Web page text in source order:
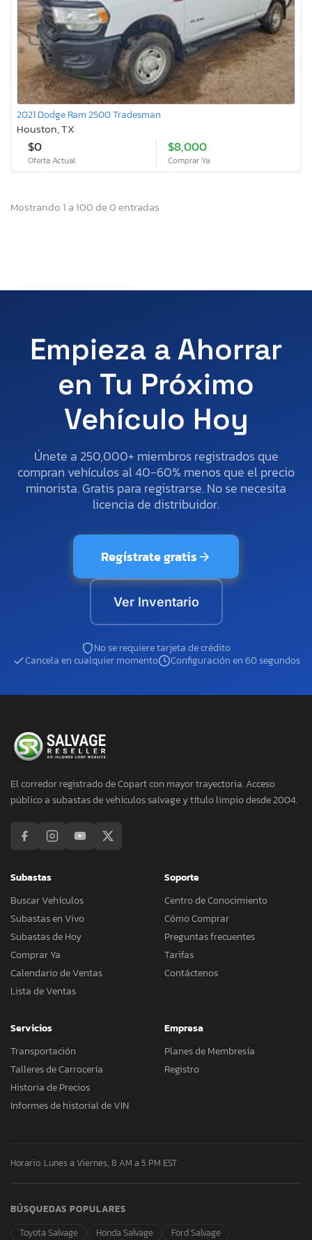
2021 Dodge Ram 2500 Tradesman
Houston, TX
$0
Oferta Actual
$8,000
Comprar Ya
Mostrando 1 a 100 de 0 entradas
Empieza a Ahorrar
en Tu Próximo
Vehículo Hoy
Únete a 250,000+ miembros registrados que
compran vehículos al 40-60% menos que el precio
minorista. Gratis para registrarse. No se necesita
licencia de distribuidor.
Regístrate gratis
Ver Inventario
No se requiere tarjeta de crédito
Cancela en cualquier momento
Configuración en 60 segundos
El corredor registrado de Copart con mayor trayectoria. Acceso
público a subastas de vehículos salvage y título limpio desde 2004.
Subastas
Buscar Vehículos
Subastas en Vivo
Subastas de Hoy
Comprar Ya
Calendario de Ventas
Lista de Ventas
Soporte
Centro de Conocimiento
Cómo Comprar
Preguntas frecuentes
Tarifas
Contáctenos
Servicios
Transportación
Talleres de Carrocería
Historia de Precios
Informes de historial de VIN
Empresa
Planes de Membresía
Registro
Horario: Lunes a Viernes, 8 AM a 5 PM EST
BÚSQUEDAS POPULARES
Toyota Salvage
Honda Salvage Ford Salvage